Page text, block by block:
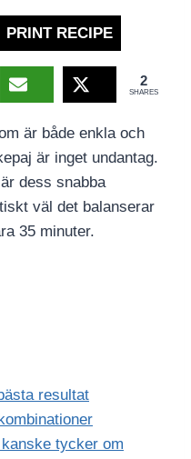
PRINT RECIPE
2
SHARES
är både enkla och
är inget undantag.
dess snabba
väl det balanserar
35 minuter.
resultat
tycker om